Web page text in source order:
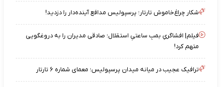
شکار چراغ‌خاموش تارتار؛ پرسپولیس مدافع آینده‌دار را دزدید!
فیلم| افشاگریِ بمبِ ساعتیِ استقلال؛ صادقی مدیران را به دروغگویی
متهم کرد!
ترافیک عجیب در میانه میدان پرسپولیس؛ معمای شماره ۶ تارتار